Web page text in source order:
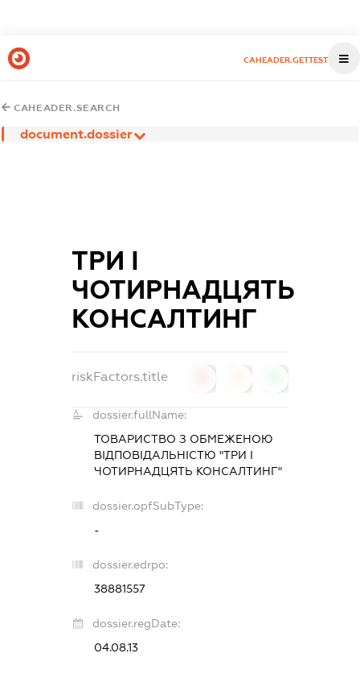
CAHEADER.GETTEST
CAHEADER.SEARCH
document.dossier
ТРИ І
ЧОТИРНАДЦЯТЬ
КОНСАЛТИНГ
riskFactors.title
dossier.fullName:
ТОВАРИСТВО З ОБМЕЖЕНОЮ
ВІДПОВІДАЛЬНІСТЮ "ТРИ І
ЧОТИРНАДЦЯТЬ КОНСАЛТИНГ"
dossier.opfSubType:
-
dossier.edrpo:
38881557
dossier.regDate:
04.08.13